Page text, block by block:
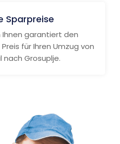
Sparpreise
Ihnen garantiert den
für Ihren Umzug von
Grosuplje.